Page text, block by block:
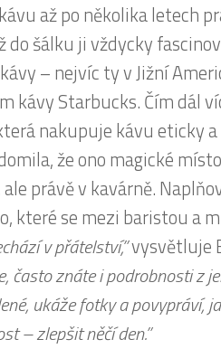
až po několika letech
do šálku ji vždycky
– nejvíc ty v Jižní
kávy Starbucks. Čím dál
nakupuje kávu eticky
že ono magické
právě v kavárně.
které se mezi baristou a
v přátelství,”vysvětluje
často znáte i podrobnosti z
ukáže fotky a povypráví,
– zlepšit něčí den.”